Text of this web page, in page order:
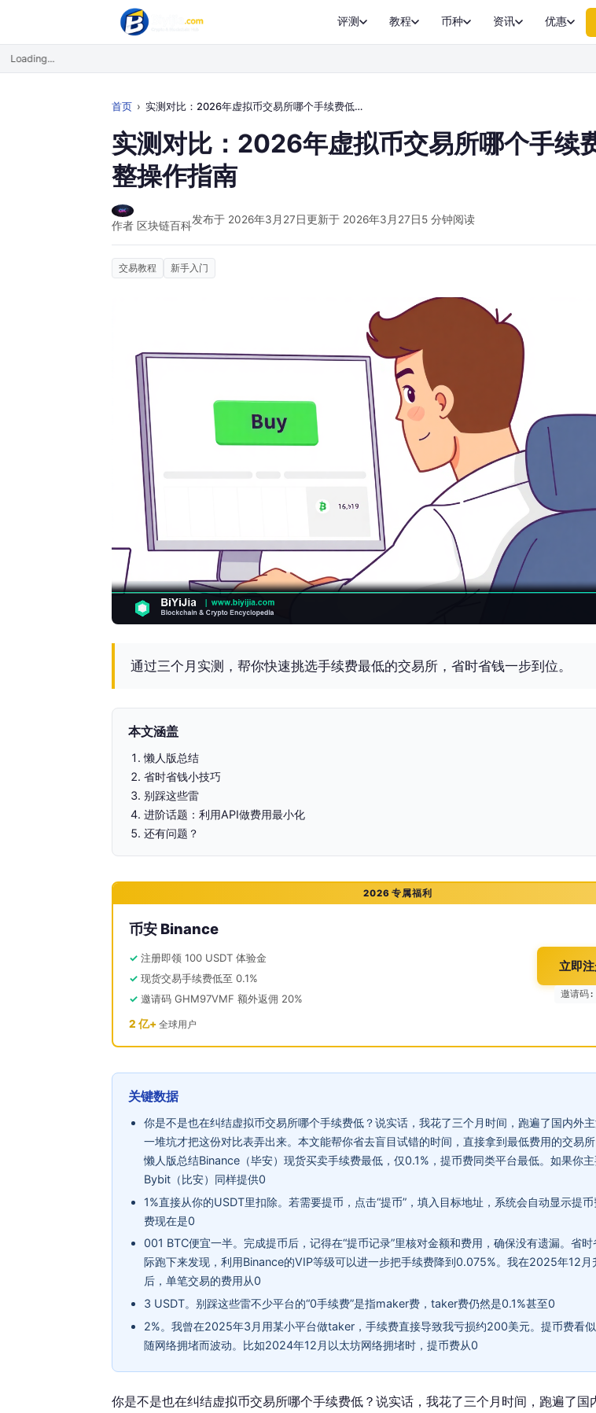
评测 教程 币种 资讯 优惠
Loading...
首页 实测对比：2026年虚拟币交易所哪个手续费低？完整操作指南
实测对比：2026年虚拟币交易所哪个手续
整操作指南
作者 区块链百科发布于 2026年3月27日更新于 2026年3月27日5 分钟阅读
交易教程 新手入门
通过三个月实测，帮你快速挑选手续费最低的交易所，省时省钱一步到位。
本文涵盖
懒人版总结
省时省钱小技巧
别踩这些雷
进阶话题：利用API做费用最小化
还有问题？
2026 专属福利
币安 Binance
注册即领 100 USDT 体验金
现货交易手续费低至 0.1%
邀请码 GHM97VMF 额外返佣 20%
2 亿+ 全球用户
立即
邀请码:
关键数据
你是不是也在纠结虚拟币交易所哪个手续费低？说实话，我花了三个月时间，跑遍了国内外
一堆坑才把这份对比表弄出来。本文能帮你省去盲目试错的时间，直接拿到最低费用的交易所
懒人版总结Binance（毕安）现货买卖手续费最低，仅0.1%，提币费同类平台最低。如果你主
Bybit（比安）同样提供0
1%直接从你的USDT里扣除。若需要提币，点击“提币”，填入目标地址，系统会自动显示提
费现在是0
001 BTC便宜一半。完成提币后，记得在“提币记录”里核对金额和费用，确保没有遗漏。省
际跑下来发现，利用Binance的VIP等级可以进一步把手续费降到0.075%。我在2025年12月
后，单笔交易的费用从0
3 USDT。别踩这些雷不少平台的“0手续费”是指maker费，taker费仍然是0.1%甚至0
2%。我曾在2025年3月用某小平台做taker，手续费直接导致我亏损约200美元。提币费看
随网络拥堵而波动。比如2024年12月以太坊网络拥堵时，提币费从0
你是不是也在纠结虚拟币交易所哪个手续费低？说实话，我花了三个月时间，跑遍了国